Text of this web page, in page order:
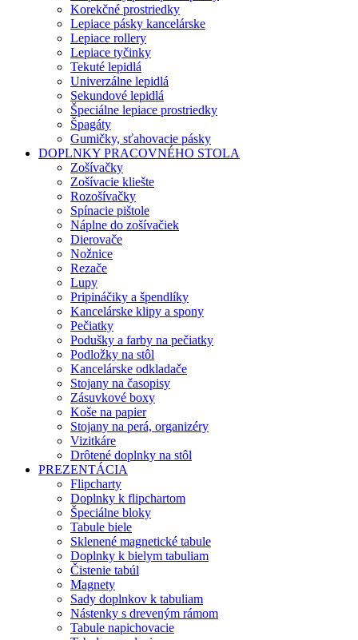
Korekčné prostriedky
Lepiace pásky kancelárske
Lepiace rollery
Lepiace tyčinky
Tekuté lepidlá
Univerzálne lepidlá
Sekundové lepidlá
Špeciálne lepiace prostriedky
Špagáty
Gumičky, sťahovacie pásky
DOPLNKY PRACOVNÉHO STOLA
Zošívačky
Zošívacie kliešte
Rozošívačky
Spínacie pištole
Náplne do zošívačiek
Dierovače
Nožnice
Rezače
Lupy
Pripináčiky a špendlíky
Kancelárske klipy a spony
Pečiatky
Podušky a farby na pečiatky
Podložky na stôl
Kancelárske odkladače
Stojany na časopisy
Zásuvkové boxy
Koše na papier
Stojany na perá, organizéry
Vizitkáre
Drôtené doplnky na stôl
PREZENTÁCIA
Flipcharty
Doplnky k flipchartom
Špeciálne bloky
Tabule biele
Sklenené magnetické tabule
Doplnky k bielym tabuliam
Čistenie tabúl
Magnety
Sady doplnkov k tabuliam
Nástenky s dreveným rámom
Tabule napichovacie